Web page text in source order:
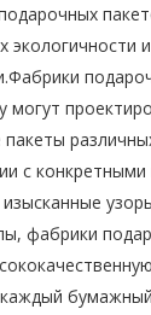
экологичности
могут
с
фабрики